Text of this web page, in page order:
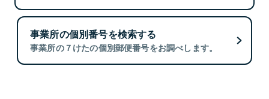
事業所の個別番号を検索する
事業所の７けたの個別郵便番号をお調べします。